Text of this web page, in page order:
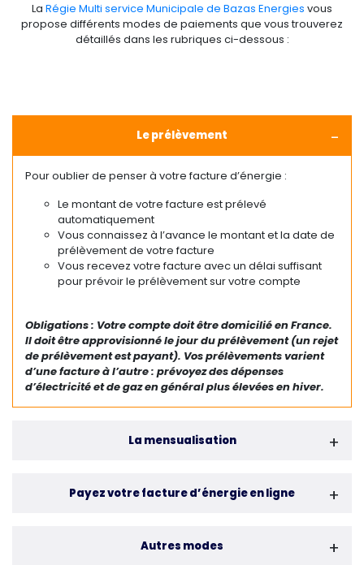
La Régie Multi service Municipale de Bazas Energies vous
propose différents modes de paiements que vous trouverez
détaillés dans les rubriques ci-dessous :
Le prélèvement
Pour oublier de penser à votre facture d’énergie :
Le montant de votre facture est prélevé
automatiquement
Vous connaissez à l’avance le montant et la date de
prélèvement de votre facture
Vous recevez votre facture avec un délai suffisant
pour prévoir le prélèvement sur votre compte
Obligations : Votre compte doit être domicilié en France.
Il doit être approvisionné le jour du prélèvement (un rejet
de prélèvement est payant). Vos prélèvements varient
d’une facture à l’autre : prévoyez des dépenses
d’électricité et de gaz en général plus élevées en hiver.
La mensualisation
Payez votre facture d’énergie en ligne
Autres modes